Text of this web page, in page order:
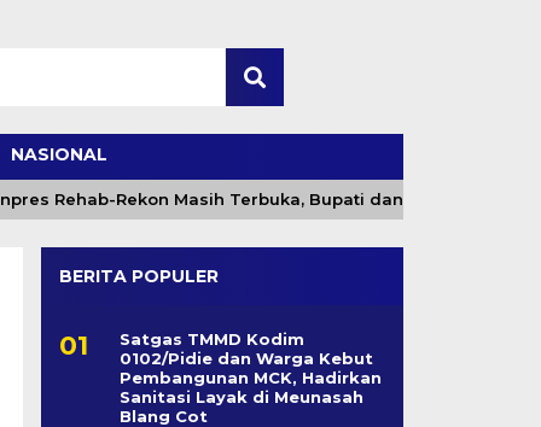
NASIONAL
Rehab-Rekon Masih Terbuka, Bupati dan Wali Kota Segera
BERITA POPULER
Satgas TMMD Kodim
0102/Pidie dan Warga Kebut
Pembangunan MCK, Hadirkan
Sanitasi Layak di Meunasah
Blang Cot